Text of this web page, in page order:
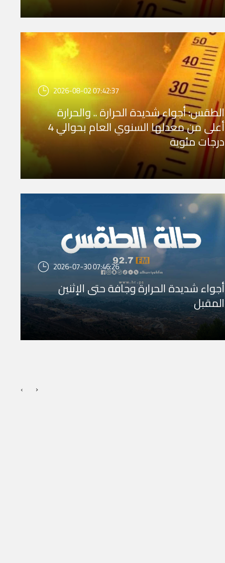
2026-08-02 07:42:37
الطقس: أجواء شديدة الحرارة .. والحرارة
أعلى من معدلها السنوي العام بحوالي 4
درجات مئوية
2026-07-30 07:46:26
أجواء شديدة الحرارة وجافة حتى الإثنين
المقبل
‹ ›